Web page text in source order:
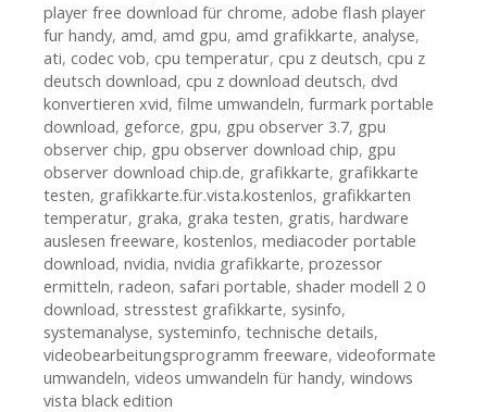
player free download für chrome, adobe flash player
fur handy, amd, amd gpu, amd grafikkarte, analyse,
ati, codec vob, cpu temperatur, cpu z deutsch, cpu z
deutsch download, cpu z download deutsch, dvd
konvertieren xvid, filme umwandeln, furmark portable
download, geforce, gpu, gpu observer 3.7, gpu
observer chip, gpu observer download chip, gpu
observer download chip.de, grafikkarte, grafikkarte
testen, grafikkarte.für.vista.kostenlos, grafikkarten
temperatur, graka, graka testen, gratis, hardware
auslesen freeware, kostenlos, mediacoder portable
download, nvidia, nvidia grafikkarte, prozessor
ermitteln, radeon, safari portable, shader modell 2 0
download, stresstest grafikkarte, sysinfo,
systemanalyse, systeminfo, technische details,
videobearbeitungsprogramm freeware, videoformate
umwandeln, videos umwandeln für handy, windows
vista black edition